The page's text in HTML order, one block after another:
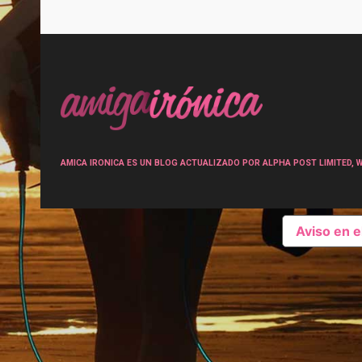
AMICA IRONICA ES UN BLOG ACTUALIZADO POR ALPHA POST
Aviso en